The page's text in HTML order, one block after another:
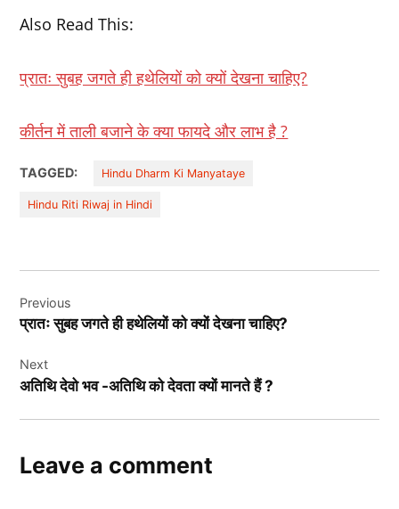
Also Read This:
प्रातः सुबह जगते ही हथेलियों को क्यों देखना चाहिए?
कीर्तन में ताली बजाने के क्‍या फायदे और लाभ है ?
TAGGED: Hindu Dharm Ki Manyataye
Hindu Riti Riwaj in Hindi
navigation
Previous
प्रातः सुबह जगते ही हथेलियों को क्यों देखना चाहिए?
Next
अतिथि देवो भव -अतिथि को देवता क्‍यों मानते हैं ?
Leave a comment